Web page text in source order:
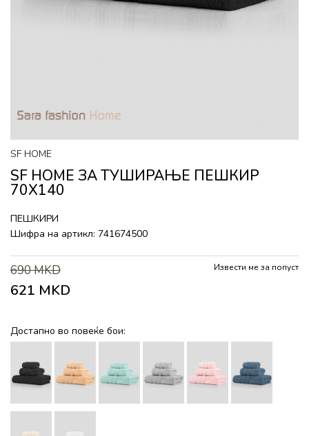
SF HOME
SF HOME ЗА ТУШИРАЊЕ ПЕШКИР
70Х140
ПЕШКИРИ
Шифра на артикл: 741674500
690MKD
621 MKD
Извести ме за попуст
Достапно во повеќе бои: